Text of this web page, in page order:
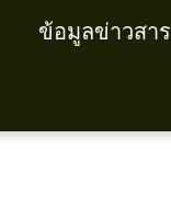
ข้อมูลข่าวสาร